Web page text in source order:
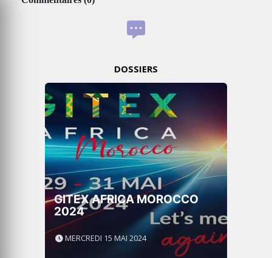
DOSSIERS
GITEX AFRICA MOROCCO
2024
MERCREDI 15 MAI 2024